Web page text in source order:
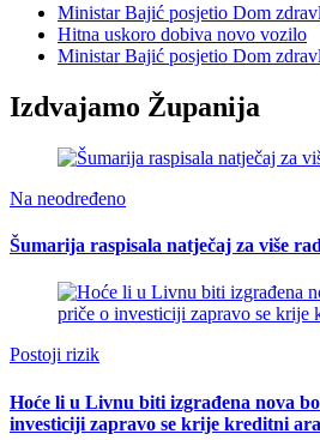
Ministar Bajić posjetio Dom
Hitna uskoro dobiva novo vozilo
Ministar Bajić posjetio Dom
Izdvajamo Županija
Na neodređeno
Šumarija raspisala natječaj za više
Postoji rizik
Hoće li u Livnu biti izgrađena nova
investiciji zapravo se krije kreditni